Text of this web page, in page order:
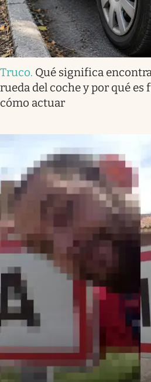
Truco. Qué significa
rueda del coche y por qué es
cómo actuar